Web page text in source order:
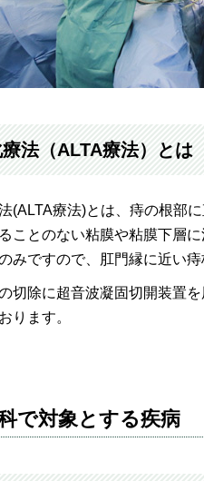
法（ALTA療法）とは
(ALTA療法)とは、痔の根部
ことのない粘膜や粘膜下層
のみですので、肛門縁に近い
切除に超音波凝固切開装置
ります。
で対象とする疾病